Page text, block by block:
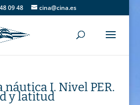
09 48 cina@cina.es
náutica I. Nivel PER.
y latitud